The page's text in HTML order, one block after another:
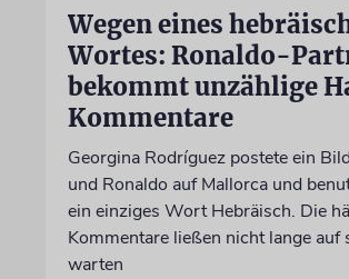
Wegen eines
Wortes: Ronaldo-
bekommt unzählige
Kommentare
Georgina Rodríguez postete ein
und Ronaldo auf Mallorca und
ein einziges Wort Hebräisch. Die
Kommentare ließen nicht lange auf
warten